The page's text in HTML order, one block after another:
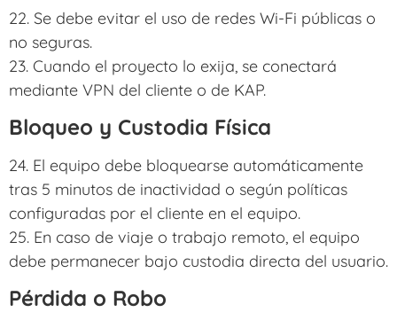
22. Se debe evitar el uso de redes Wi-Fi públicas o
no seguras.
23. Cuando el proyecto lo exija, se conectará
mediante VPN del cliente o de KAP.
Bloqueo y Custodia Física
24. El equipo debe bloquearse automáticamente
tras 5 minutos de inactividad o según políticas
configuradas por el cliente en el equipo.
25. En caso de viaje o trabajo remoto, el equipo
debe permanecer bajo custodia directa del usuario.
Pérdida o Robo